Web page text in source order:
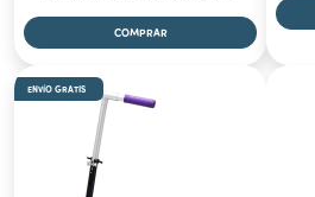
ENVÍO GRATIS